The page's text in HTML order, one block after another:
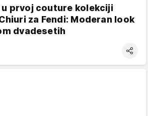
u prvoj couture kolekciji
za Fendi: Moderan look
dvadesetih